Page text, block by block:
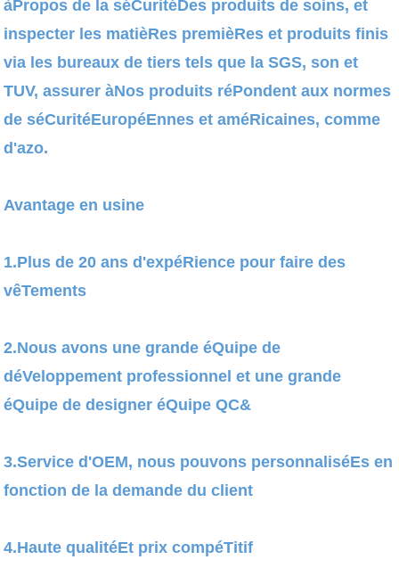
àPropos de la séCuritéDes produits de soins, et
inspecter les matièRes premièRes et produits finis
via les bureaux de tiers tels que la SGS, son et
TUV, assurer àNos produits réPondent aux normes
de séCuritéEuropéEnnes et améRicaines, comme
d'azo.
Avantage en usine
1.Plus de 20 ans d'expéRience pour faire des
vêTements
2.Nous avons une grande éQuipe de
déVeloppement professionnel et une grande
éQuipe de designer éQuipe QC&
3.Service d'OEM, nous pouvons personnaliséEs en
fonction de la demande du client
4.Haute qualitéEt prix compéTitif